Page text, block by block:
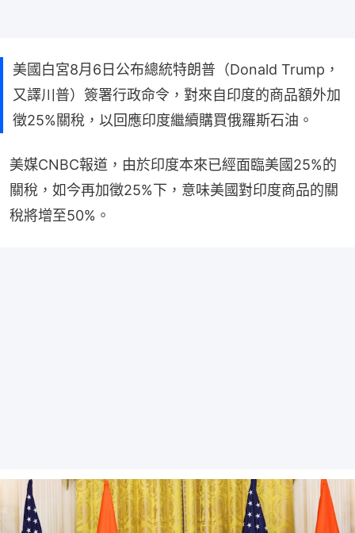
美國白宮8月6日公布總統特朗普（Donald Trump，
又譯川普）簽署行政命令，對來自印度的商品額外加
徵25%關稅，以回應印度繼續購買俄羅斯石油。
美媒CNBC報道，由於印度本來已經面臨美國25%的
關稅，如今再加徵25%下，意味美國對印度商品的關
稅將增至50%。